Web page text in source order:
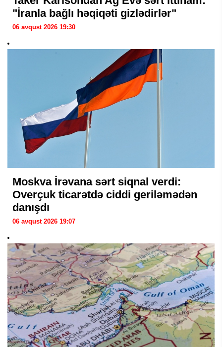
"İranla bağlı həqiqəti gizlədirlər"
06 avqust 2026 19:30
Moskva İrəvana sərt siqnal verdi:
Overçuk ticarətdə ciddi geriləmədən
danışdı
06 avqust 2026 19:07